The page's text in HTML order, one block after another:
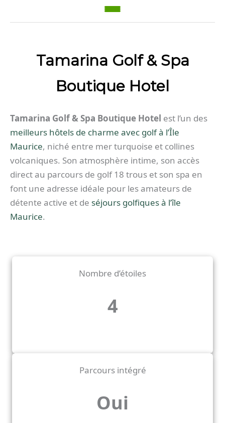
Tamarina Golf & Spa
Boutique Hotel
Tamarina Golf & Spa Boutique Hotel est l’un des
meilleurs hôtels de charme avec golf à l’Île
Maurice, niché entre mer turquoise et collines
volcaniques. Son atmosphère intime, son accès
direct au parcours de golf 18 trous et son spa en
font une adresse idéale pour les amateurs de
détente active et de séjours golfiques à l’île
Maurice.
Nombre d’étoiles
4
Parcours intégré
Oui